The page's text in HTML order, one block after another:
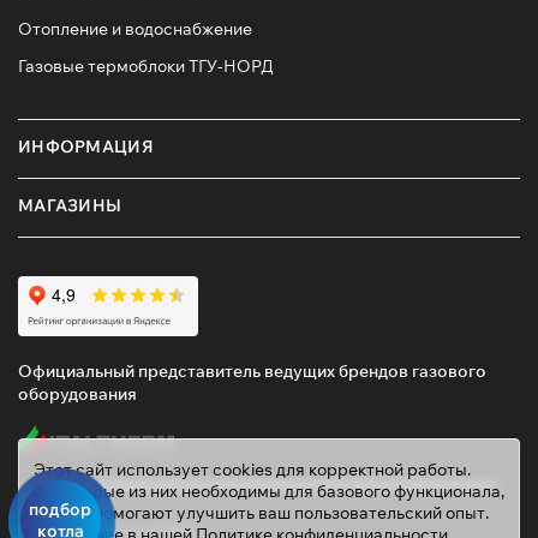
подбор
котла
увеличенной топочной камерой для длительного
горения.
решение для тех, кто ищет тепло без лишних затрат
и зависимости от коммунальных служб. Доставим по
Омску и области, поможем с подбором мощности и
серии!
Отопление и водоснабжение
Газовые термоблоки ТГУ-НОРД
ИНФОРМАЦИЯ
МАГАЗИНЫ
Официальный представитель ведущих брендов газового
оборудования
© 2026 ТД «ГАЗОВИК»
Этот сайт использует cookies для корректной работы.
Некоторые из них необходимы для базового функционала,
другие помогают улучшить ваш пользовательский опыт.